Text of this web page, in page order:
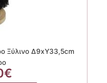
Ξύλινο Δ9xΥ33,5cm
€